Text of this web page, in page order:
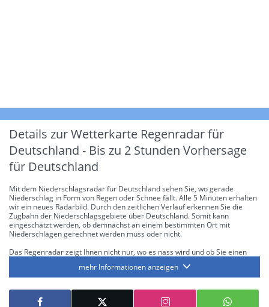
Details zur Wetterkarte Regenradar für
Deutschland - Bis zu 2 Stunden Vorhersage
für Deutschland
Mit dem Niederschlagsradar für Deutschland sehen Sie, wo gerade
Niederschlag in Form von Regen oder Schnee fällt. Alle 5 Minuten erhalten
wir ein neues Radarbild. Durch den zeitlichen Verlauf erkennen Sie die
Zugbahn der Niederschlagsgebiete über Deutschland. Somit kann
eingeschätzt werden, ob demnächst an einem bestimmten Ort mit
Niederschlägen gerechnet werden muss oder nicht.
Das Regenradar zeigt Ihnen nicht nur, wo es nass wird und ob Sie einen
die Niederschlagsintensität. Diese bezieht sich laut offiziellen Richtlinien
jeweils auf die Niederschlagsmenge in l/m² pro Stunde Regen- bzw.
Schneefall. Die 6 Stufen sind wie folgt gegliedert: Die hellen Blautöne
symbolisieren leichte bis mäßige Regen- bzw. Schneefälle mit einer
mehr Informationen anzeigen